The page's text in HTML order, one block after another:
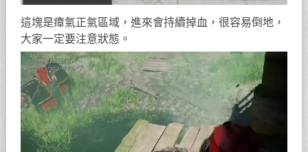
這塊是瘴氣正氣區域，進來會持續掉血，很容易倒地，
大家一定要注意狀態。